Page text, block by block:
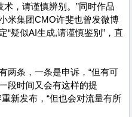
术，请谨慎辨别。”同时作品
米集团CMO许斐也曾发微博
“疑似AI生成,请谨慎鉴别”，直
两条，一条是申诉，“但有可
段时间又会有这样的提
新发布，“但也会对流量有所